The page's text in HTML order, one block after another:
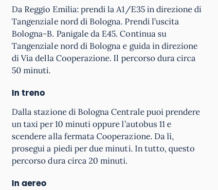
Da Reggio Emilia: prendi la A1/E35 in direzione di
Tangenziale nord di Bologna. Prendi l’uscita
Bologna-B. Panigale da E45. Continua su
Tangenziale nord di Bologna e guida in direzione
di Via della Cooperazione. Il percorso dura circa
50 minuti.
In treno
Dalla stazione di Bologna Centrale puoi prendere
un taxi per 10 minuti oppure l’autobus 11 e
scendere alla fermata Cooperazione. Da lì,
prosegui a piedi per due minuti. In tutto, questo
percorso dura circa 20 minuti.
In aereo